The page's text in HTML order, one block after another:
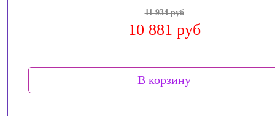
11 934 руб
10 881 руб
В корзину